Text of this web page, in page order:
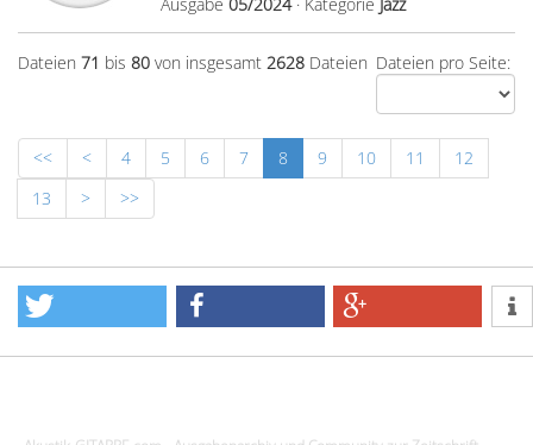
Dateien pro Seite:
Dateien 71 bis 80 von insgesamt 2628 Dateien
<< < 4 5 6 7 8 9 10 11
12
13
> >>